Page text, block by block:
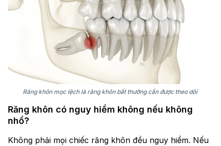
Răng khôn mọc lệch là răng khôn bất thường cần được theo dõi
Răng khôn có nguy hiểm không nếu không
nhổ?
Không phải mọi chiếc răng khôn đều nguy hiểm. Nếu